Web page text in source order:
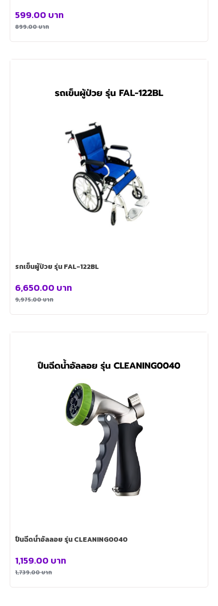
899.00บาท
599.00 บาท
รถเข็นผู้ป่วย รุ่น FAL-122BL
9,975.00บาท
6,650.00 บาท
ปืนฉีดน้ำอัลลอย รุ่น CLEANING0040
1,739.00บาท
1,159.00 บาท